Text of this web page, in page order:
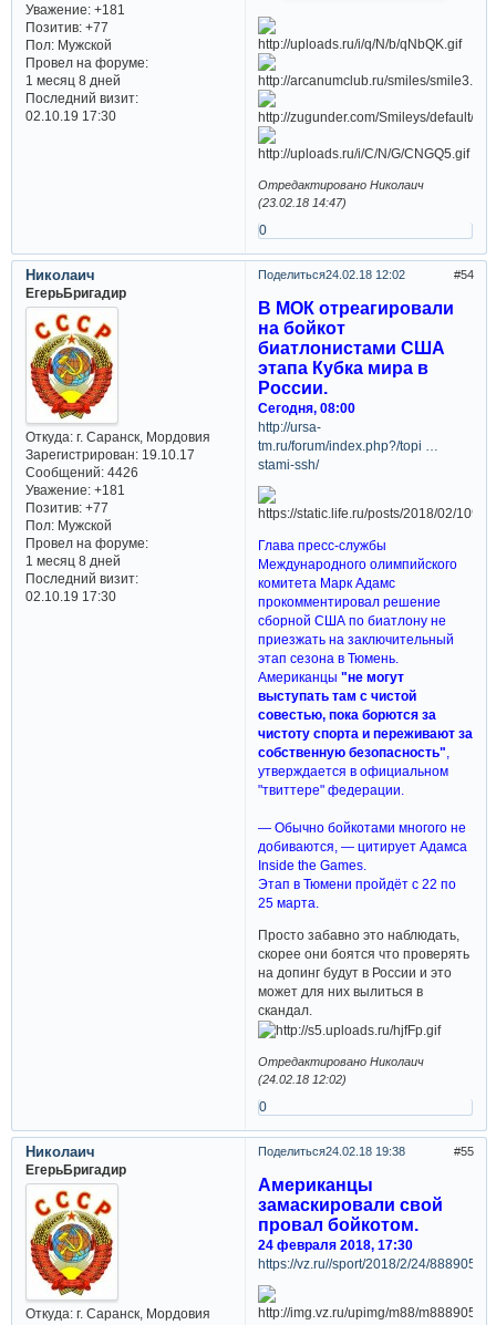
Уважение: +181
Позитив: +77
Пол:Мужской
Провел на форуме:
1 месяц 8 дней
Последний визит:
02.10.19 17:30
Отредактировано Николаич
(23.02.18 14:47)
0
Поделиться 54
24.02.18 12:02
Николаич
ЕгерьБригадир
Откуда:г. Саранск, Мордовия
Зарегистрирован: 19.10.17
Сообщений:4426
Уважение: +181
Позитив: +77
Пол:Мужской
Провел на форуме:
1 месяц 8 дней
Последний визит:
02.10.19 17:30
В МОК отреагировали
на бойкот
биатлонистами США
этапа Кубка мира в
России.
Сегодня, 08:00
http://ursa-
tm.ru/forum/index.php?/topi …
stami-ssh/
Глава пресс-службы
Международного олимпийского
комитета Марк Адамс
прокомментировал решение
сборной США по биатлону не
приезжать на заключительный
этап сезона в Тюмень.
Американцы"не могут
выступать там с чистой
совестью, пока борются за
чистоту спорта и переживают за
собственную безопасность"
утверждается в официальном
"твиттере" федерации.
— Обычно бойкотами многого не
добиваются, — цитирует Адамса
Inside the Games.
Этап в Тюмени пройдёт с 22 по
25 марта.
Просто забавно это наблюдать,
скорее они боятся что проверять
на допинг будут в России и это
может для них вылиться в
скандал.
Отредактировано Николаич
(24.02.18 12:02)
0
Поделиться 55
24.02.18 19:38
Николаич
ЕгерьБригадир
Откуда:г. Саранск, Мордовия
Американцы
замаскировали свой
провал бойкотом.
24 февраля 2018, 17:30
https://vz.ru//sport/2018/2/24/